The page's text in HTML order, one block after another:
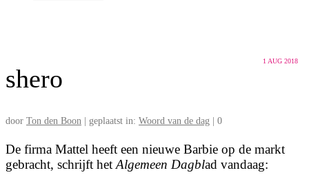
1 AUG 2018
shero
door Ton den Boon geplaatst in: Woord van de dag 0
De firma Mattel heeft een nieuwe Barbie op de markt
gebracht, schrijft het Algemeen Dagblad vandaag: